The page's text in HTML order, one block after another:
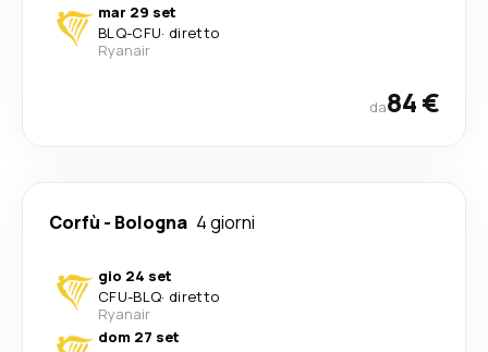
mar 29 set
BLQ-CFU· diretto
Ryanair
da84 €
Corfù - Bologna 4 giorni
gio 24 set
CFU-BLQ· diretto
Ryanair
dom 27 set